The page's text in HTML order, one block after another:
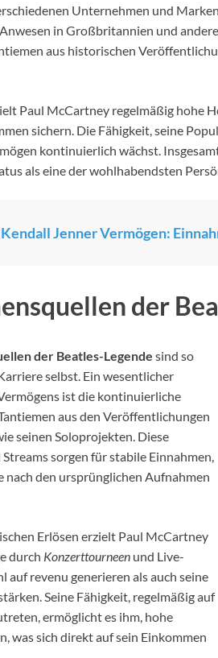
Unternehmen und
in Großbritannien und
aus historischen
Paul McCartney regelmäßig hohe
sichern. Die Fähigkeit, seine
kontinuierlich wächst.
als eine der wohlhabendsten
Kendall Jenner Vermögen:
der
der Beatles-Legende sind so
selbst. Ein wesentlicher
ist die kontinuierliche
aus den Veröffentlichungen
seinen Soloprojekten. Diese
sorgen für stabile Einnahmen,
nach den ursprünglichen Aufnahmen
Erlösen erzielt Paul McCartney
durch Konzerttourneen und Live-
auf revenu generieren als auch seine
Seine Fähigkeit, regelmäßig auf
ermöglicht es ihm, hohe
was sich direkt auf sein Einkommen